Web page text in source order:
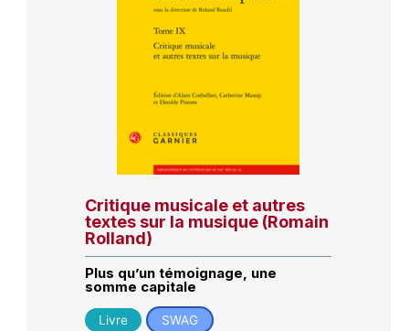
Critique musicale et autres
textes sur la musique (Romain
Rolland)
Plus qu’un témoignage, une
somme capitale
Livre SWAG